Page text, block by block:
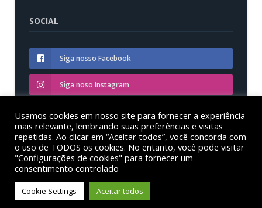
SOCIAL
Siga nosso Facebook
Siga noso Instagram
Siga nosso YouTube
© Sinditest – Sindicato dos trabalhadores em educação
das instituições federais de ensino superior no estado
do Paraná
Usamos cookies em nosso site para fornecer a experiência
mais relevante, lembrando suas preferências e visitas
repetidas. Ao clicar em “Aceitar todos”, você concorda com
o uso de TODOS os cookies. No entanto, você pode visitar
"Configurações de cookies" para fornecer um
consentimento controlado
Cookie Settings Aceitar todos